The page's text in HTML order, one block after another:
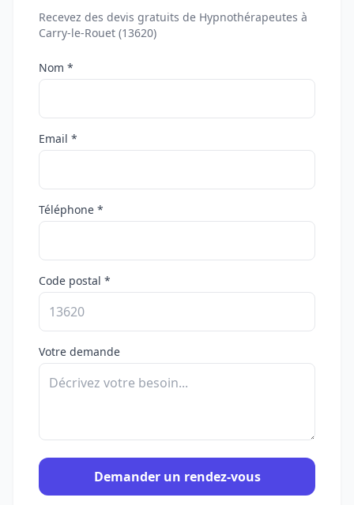
Recevez des devis gratuits de Hypnothérapeutes à
Carry-le-Rouet (13620)
Nom *
Email *
Téléphone *
Code postal *
Votre demande
Demander un rendez-vous